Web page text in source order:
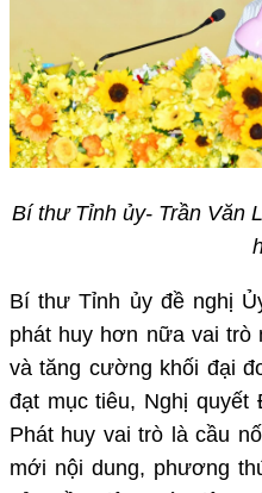
Bí thư Tỉnh ủy- Trần Văn
Bí thư Tỉnh ủy đề nghị
phát huy hơn nữa vai trò
và tăng cường khối đại
đạt mục tiêu, Nghị
Phát huy vai trò là cầu
mới nội dung, phương